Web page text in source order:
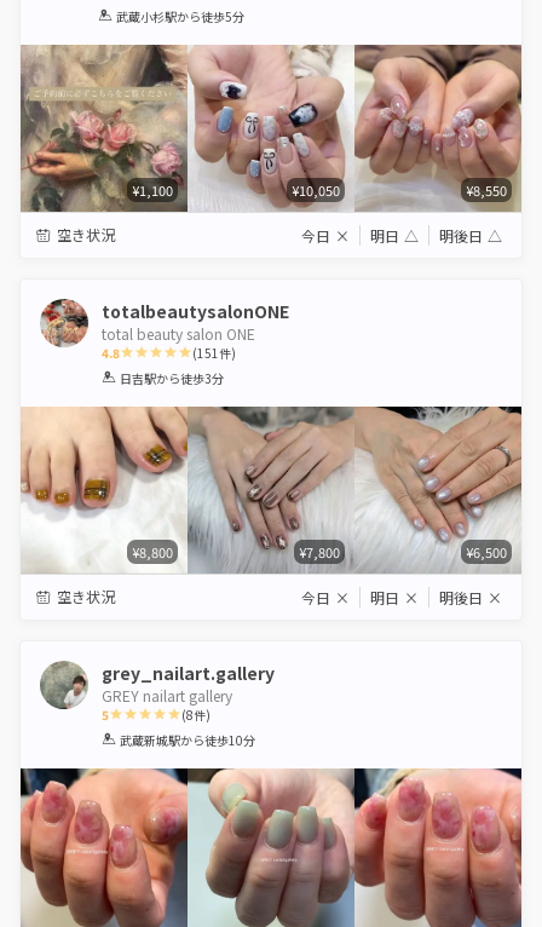
1 2 3 4 5
武蔵小杉駅から徒歩5分
¥1,100 ¥10,050 ¥8,550
空き状況 今日 × 明日 △ 明後日 △
totalbeautysalonONE
total beauty salon ONE
4.8
1 2 3 4 5
(151件)
日吉駅から徒歩3分
¥8,800 ¥7,800 ¥6,500
空き状況 今日 × 明日 × 明後日 ×
grey_nailart.gallery
GREY nailart gallery
5
1 2 3 4 5
(8件)
武蔵新城駅から徒歩10分